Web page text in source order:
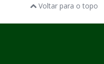
Voltar para o topo